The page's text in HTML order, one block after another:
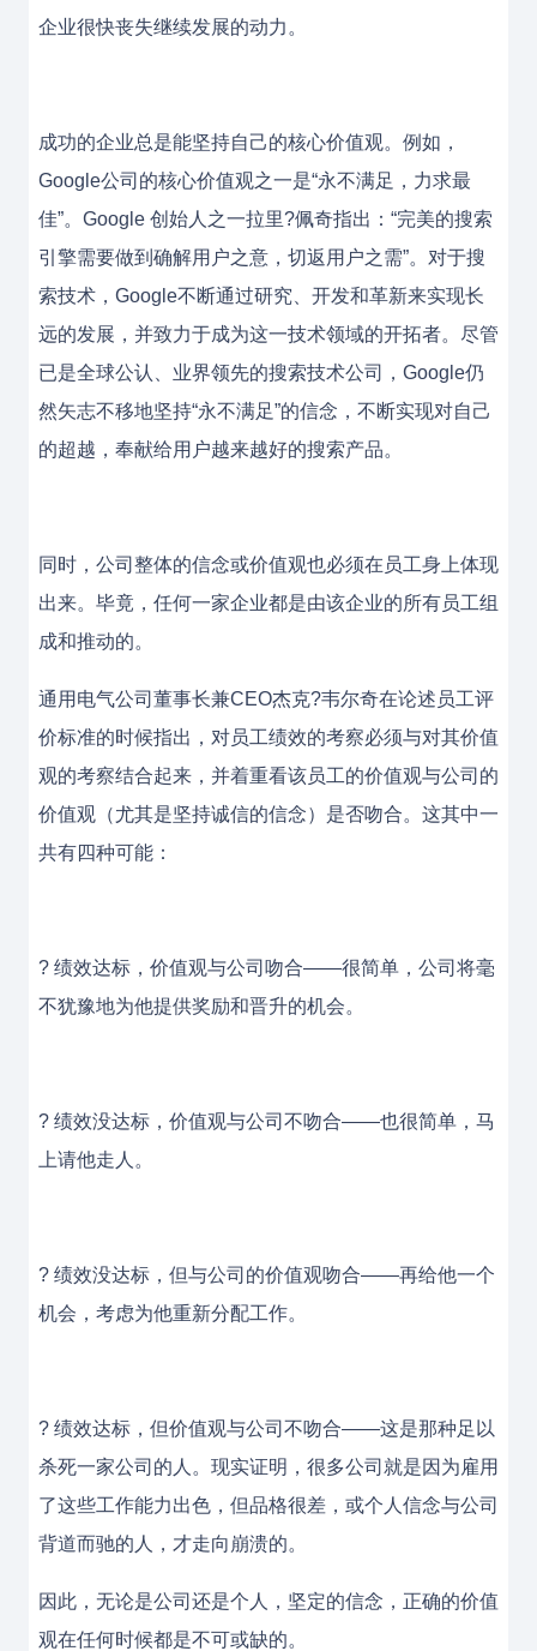
企业很快丧失继续发展的动力。
成功的企业总是能坚持自己的核心价值观。例如，
Google公司的核心价值观之一是“永不满足，力求最
佳”。Google 创始人之一拉里?佩奇指出：“完美的搜索
引擎需要做到确解用户之意，切返用户之需”。对于搜
索技术，Google不断通过研究、开发和革新来实现长
远的发展，并致力于成为这一技术领域的开拓者。尽管
已是全球公认、业界领先的搜索技术公司，Google仍
然矢志不移地坚持“永不满足”的信念，不断实现对自己
的超越，奉献给用户越来越好的搜索产品。
同时，公司整体的信念或价值观也必须在员工身上体现
出来。毕竟，任何一家企业都是由该企业的所有员工组
成和推动的。
通用电气公司董事长兼CEO杰克?韦尔奇在论述员工评
价标准的时候指出，对员工绩效的考察必须与对其价值
观的考察结合起来，并着重看该员工的价值观与公司的
价值观（尤其是坚持诚信的信念）是否吻合。这其中一
共有四种可能：
? 绩效达标，价值观与公司吻合——很简单，公司将毫
不犹豫地为他提供奖励和晋升的机会。
? 绩效没达标，价值观与公司不吻合——也很简单，马
上请他走人。
? 绩效没达标，但与公司的价值观吻合——再给他一个
机会，考虑为他重新分配工作。
? 绩效达标，但价值观与公司不吻合——这是那种足以
杀死一家公司的人。现实证明，很多公司就是因为雇用
了这些工作能力出色，但品格很差，或个人信念与公司
背道而驰的人，才走向崩溃的。
因此，无论是公司还是个人，坚定的信念，正确的价值
观在任何时候都是不可或缺的。